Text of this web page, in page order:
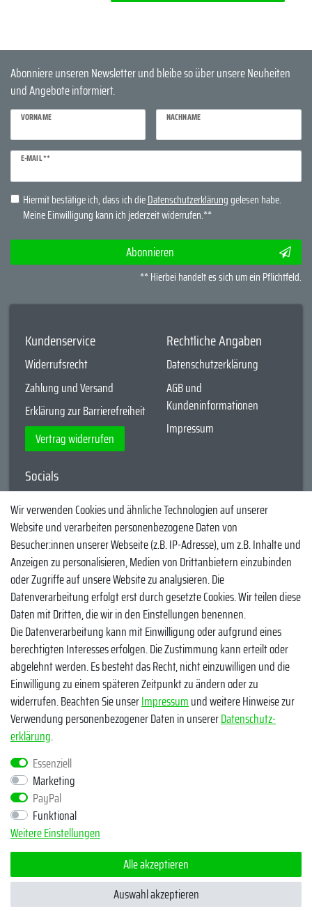
Abonniere unseren Newsletter und bleibe so über unsere Neuheiten
und Angebote informiert.
VORNAME NACHNAME
E-MAIL **
Newsletter
Honig
Hiermit bestätige ich, dass ich dieDaten­schutz­erklärunggelesen habe.
Meine Einwilligung kann ich jederzeit widerrufen.**
Abonnieren
** Hierbei handelt es sich um ein Pflichtfeld.
Kundenservice
Widerrufsrecht
Zahlung und Versand
Erklärung zur Barrierefreiheit
Vertrag widerrufen
Rechtliche Angaben
Datenschutzerklärung
AGB und
Kundeninformationen
Impressum
Socials
YouTube
Facebook
Instagram
TikTok
Zahlungsmethoden
Egal ob Barsch, Hecht, Zander und Co. - Riverfighters ist der
Shop für Raubfischangler - Von Anglern für Angler
* Alle Preise inklusive MwSt. zzgl. Versandkosten
** Bei Variantenartikeln mit unterschiedlichen Preisen pro Variante
bezieht sich die angegebene UVP auf die Variante mit dem
niedrigsten Preis. Die UVP zu den weiteren Varianten wird bei Klick
auf die jeweilige Variante angezeigt.
© Copyright 2026 | Alle Rechte vorbehalten - Riverfighters UG
Wir verwenden Cookies und ähnliche Technologien auf unserer
Website und verarbeiten personenbezogene Daten von
Besucher:innen unserer Webseite (z.B. IP-Adresse), um z.B. Inhalte und
Anzeigen zu personalisieren, Medien von Drittanbietern einzubinden
oder Zugriffe auf unsere Website zu analysieren. Die
Datenverarbeitung erfolgt erst durch gesetzte Cookies. Wir teilen diese
Daten mit Dritten, die wir in den Einstellungen benennen.
Die Datenverarbeitung kann mit Einwilligung oder aufgrund eines
berechtigten Interesses erfolgen. Die Zustimmung kann erteilt oder
abgelehnt werden. Es besteht das Recht, nicht einzuwilligen und die
Einwilligung zu einem späteren Zeitpunkt zu ändern oder zu
widerrufen. Beachten Sie unserImpressumund weitere Hinweise zur
Verwendung personenbezogener Daten in unsererDaten­schutz­
erklärung.
Essenziell
Marketing
PayPal
Funktional
Weitere Einstellungen
Alle akzeptieren
Auswahl akzeptieren